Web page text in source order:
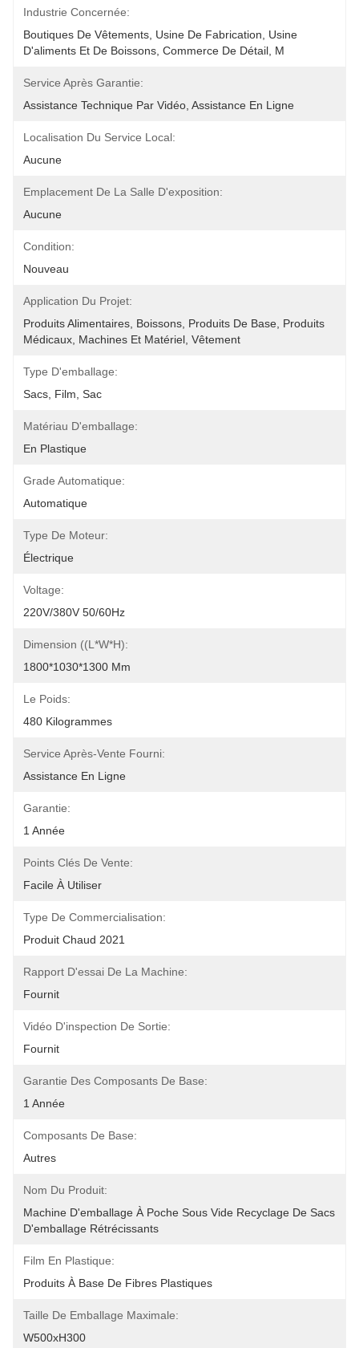
Industrie Concernée:
Boutiques De Vêtements, Usine De Fabrication, Usine
D'aliments Et De Boissons, Commerce De Détail, M
Service Après Garantie:
Assistance Technique Par Vidéo, Assistance En Ligne
Localisation Du Service Local:
Aucune
Emplacement De La Salle D'exposition:
Aucune
Condition:
Nouveau
Application Du Projet:
Produits Alimentaires, Boissons, Produits De Base, Produits
Médicaux, Machines Et Matériel, Vêtement
Type D'emballage:
Sacs, Film, Sac
Matériau D'emballage:
En Plastique
Grade Automatique:
Automatique
Type De Moteur:
Électrique
Voltage:
220V/380V 50/60Hz
Dimension ((L*W*H):
1800*1030*1300 Mm
Le Poids:
480 Kilogrammes
Service Après-Vente Fourni:
Assistance En Ligne
Garantie:
1 Année
Points Clés De Vente:
Facile À Utiliser
Type De Commercialisation:
Produit Chaud 2021
Rapport D'essai De La Machine:
Fournit
Vidéo D'inspection De Sortie:
Fournit
Garantie Des Composants De Base:
1 Année
Composants De Base:
Autres
Nom Du Produit:
Machine D'emballage À Poche Sous Vide Recyclage De Sacs
D'emballage Rétrécissants
Film En Plastique:
Produits À Base De Fibres Plastiques
Taille De Emballage Maximale:
W500xH300